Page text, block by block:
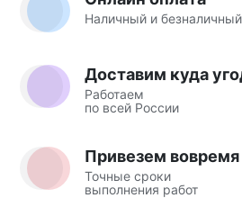
Наличный и
Доставим куда
Работаем
по всей России
Привезем вовремя
Точные сроки
выполнения работ